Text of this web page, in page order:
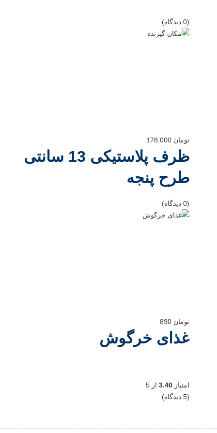
(0 دیدگاه)
تومان
ظرف پلاستیکی 13 سانتی
طرح پنجه
(0 دیدگاه)
تومان
غذای خرگوش
امتیاز 3.40 از 5
(5 دیدگاه)